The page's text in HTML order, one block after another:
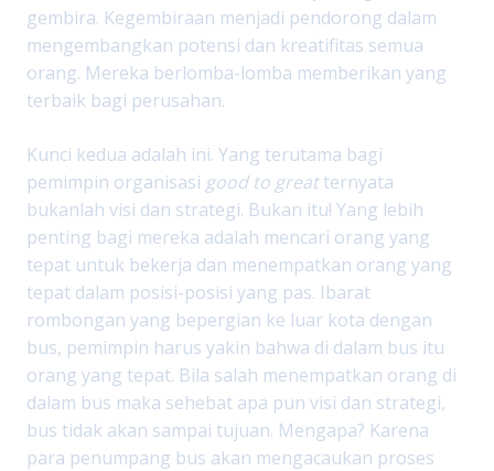
gembira. Kegembiraan menjadi pendorong dalam
mengembangkan potensi dan kreatifitas semua
orang. Mereka berlomba-lomba memberikan yang
terbaik bagi perusahan.
Kunci kedua adalah ini. Yang terutama bagi
pemimpin organisasi good to greatternyata
bukanlah visi dan strategi. Bukan itu! Yang lebih
penting bagi mereka adalah mencari orang yang
tepat untuk bekerja dan menempatkan orang yang
tepat dalam posisi-posisi yang pas. Ibarat
rombongan yang bepergian ke luar kota dengan
bus, pemimpin harus yakin bahwa di dalam bus itu
orang yang tepat. Bila salah menempatkan orang di
dalam bus maka sehebat apa pun visi dan strategi,
bus tidak akan sampai tujuan. Mengapa? Karena
para penumpang bus akan mengacaukan proses